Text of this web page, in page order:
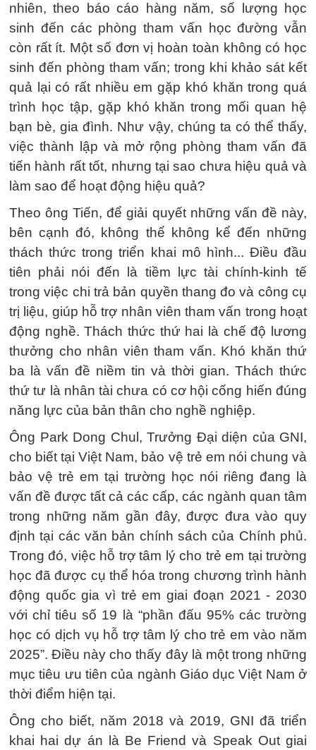
nhiên, theo báo cáo hàng năm, số lượng học
sinh đến các phòng tham vấn học đường vẫn
còn rất ít. Một số đơn vị hoàn toàn không có học
sinh đến phòng tham vấn; trong khi khảo sát kết
quả lại có rất nhiều em gặp khó khăn trong quá
trình học tập, gặp khó khăn trong mối quan hệ
bạn bè, gia đình. Như vậy, chúng ta có thể thấy,
việc thành lập và mở rộng phòng tham vấn đã
tiến hành rất tốt, nhưng tại sao chưa hiệu quả và
làm sao để hoạt động hiệu quả?
Theo ông Tiến, để giải quyết những vấn đề này,
bên cạnh đó, không thể không kể đến những
thách thức trong triển khai mô hình... Điều đầu
tiên phải nói đến là tiềm lực tài chính-kinh tế
trong việc chi trả bản quyền thang đo và công cụ
trị liệu, giúp hỗ trợ nhân viên tham vấn trong hoạt
động nghề. Thách thức thứ hai là chế độ lương
thưởng cho nhân viên tham vấn. Khó khăn thứ
ba là vấn đề niềm tin và thời gian. Thách thức
thứ tư là nhân tài chưa có cơ hội cống hiến đúng
năng lực của bản thân cho nghề nghiệp.
Ông Park Dong Chul, Trưởng Đại diện của GNI,
cho biết tại Việt Nam, bảo vệ trẻ em nói chung và
bảo vệ trẻ em tại trường học nói riêng đang là
vấn đề được tất cả các cấp, các ngành quan tâm
trong những năm gần đây, được đưa vào quy
định tại các văn bản chính sách của Chính phủ.
Trong đó, việc hỗ trợ tâm lý cho trẻ em tại trường
học đã được cụ thể hóa trong chương trình hành
động quốc gia vì trẻ em giai đoạn 2021 - 2030
với chỉ tiêu số 19 là “phần đấu 95% các trường
học có dịch vụ hỗ trợ tâm lý cho trẻ em vào năm
2025”. Điều này cho thấy đây là một trong những
mục tiêu ưu tiên của ngành Giáo dục Việt Nam ở
thời điểm hiện tại.
Ông cho biết, năm 2018 và 2019, GNI đã triển
khai hai dự án là Be Friend và Speak Out giai